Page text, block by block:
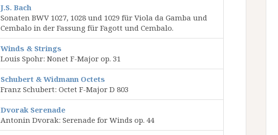
J.S. Bach
Sonaten BWV 1027, 1028 und 1029 für Viola da Gamba und
Cembalo in der Fassung für Fagott und Cembalo.
Winds & Strings
Louis Spohr: Nonet F-Major op. 31
Schubert & Widmann Octets
Franz Schubert: Octet F-Major D 803
Dvorak Serenade
Antonin Dvorak: Serenade for Winds op. 44